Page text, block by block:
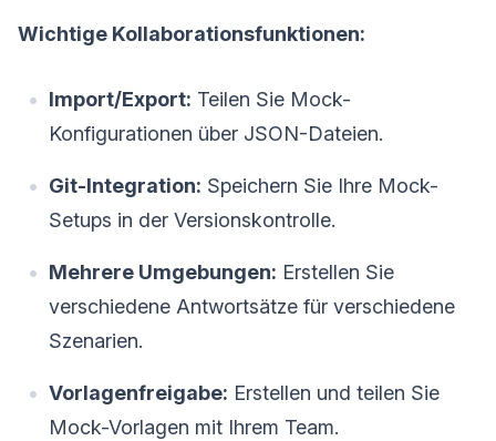
Wichtige Kollaborationsfunktionen:
Import/Export: Teilen Sie Mock-
Konfigurationen über JSON-Dateien.
Git-Integration: Speichern Sie Ihre Mock-
Setups in der Versionskontrolle.
Mehrere Umgebungen: Erstellen Sie
verschiedene Antwortsätze für verschiedene
Szenarien.
Vorlagenfreigabe: Erstellen und teilen Sie
Mock-Vorlagen mit Ihrem Team.